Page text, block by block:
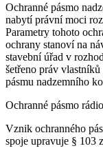
Ochranné pásmo
nabytí právní moci
Parametry tohoto
ochrany stanoví na
stavební úřad v
šetřeno práv
pásmu nadzemního
Ochranné pásmo
Vznik ochranného
spoje upravuje § 103